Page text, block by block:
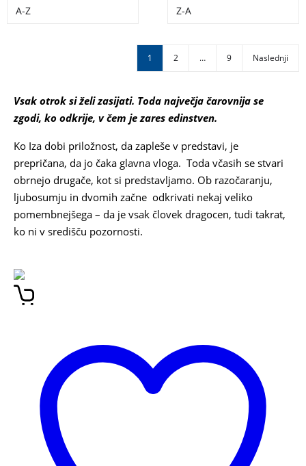
A-Z Z-A
1 2 … 9 Naslednji
Vsak otrok si želi zasijati. Toda največja čarovnija se
zgodi, ko odkrije, v čem je zares edinstven.
Ko Iza dobi priložnost, da zapleše v predstavi, je
prepričana, da jo čaka glavna vloga. Toda včasih se stvari
obrnejo drugače, kot si predstavljamo. Ob razočaranju,
ljubosumju in dvomih začne odkrivati nekaj veliko
pomembnejšega – da je vsak človek dragocen, tudi takrat,
ko ni v središču pozornosti.